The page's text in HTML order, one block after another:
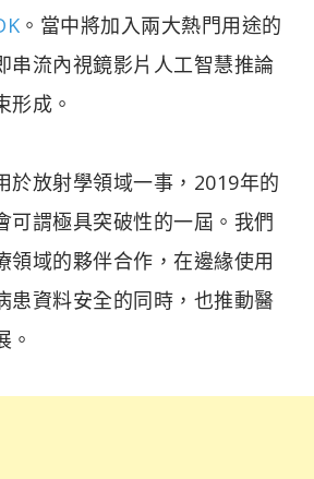
。當中將加入兩大熱門用途的
串流內視鏡影片人工智慧推論
形成。
於放射學領域一事，2019年的
可謂極具突破性的一屆。我們
領域的夥伴合作，在邊緣使用
患資料安全的同時，也推動醫
。